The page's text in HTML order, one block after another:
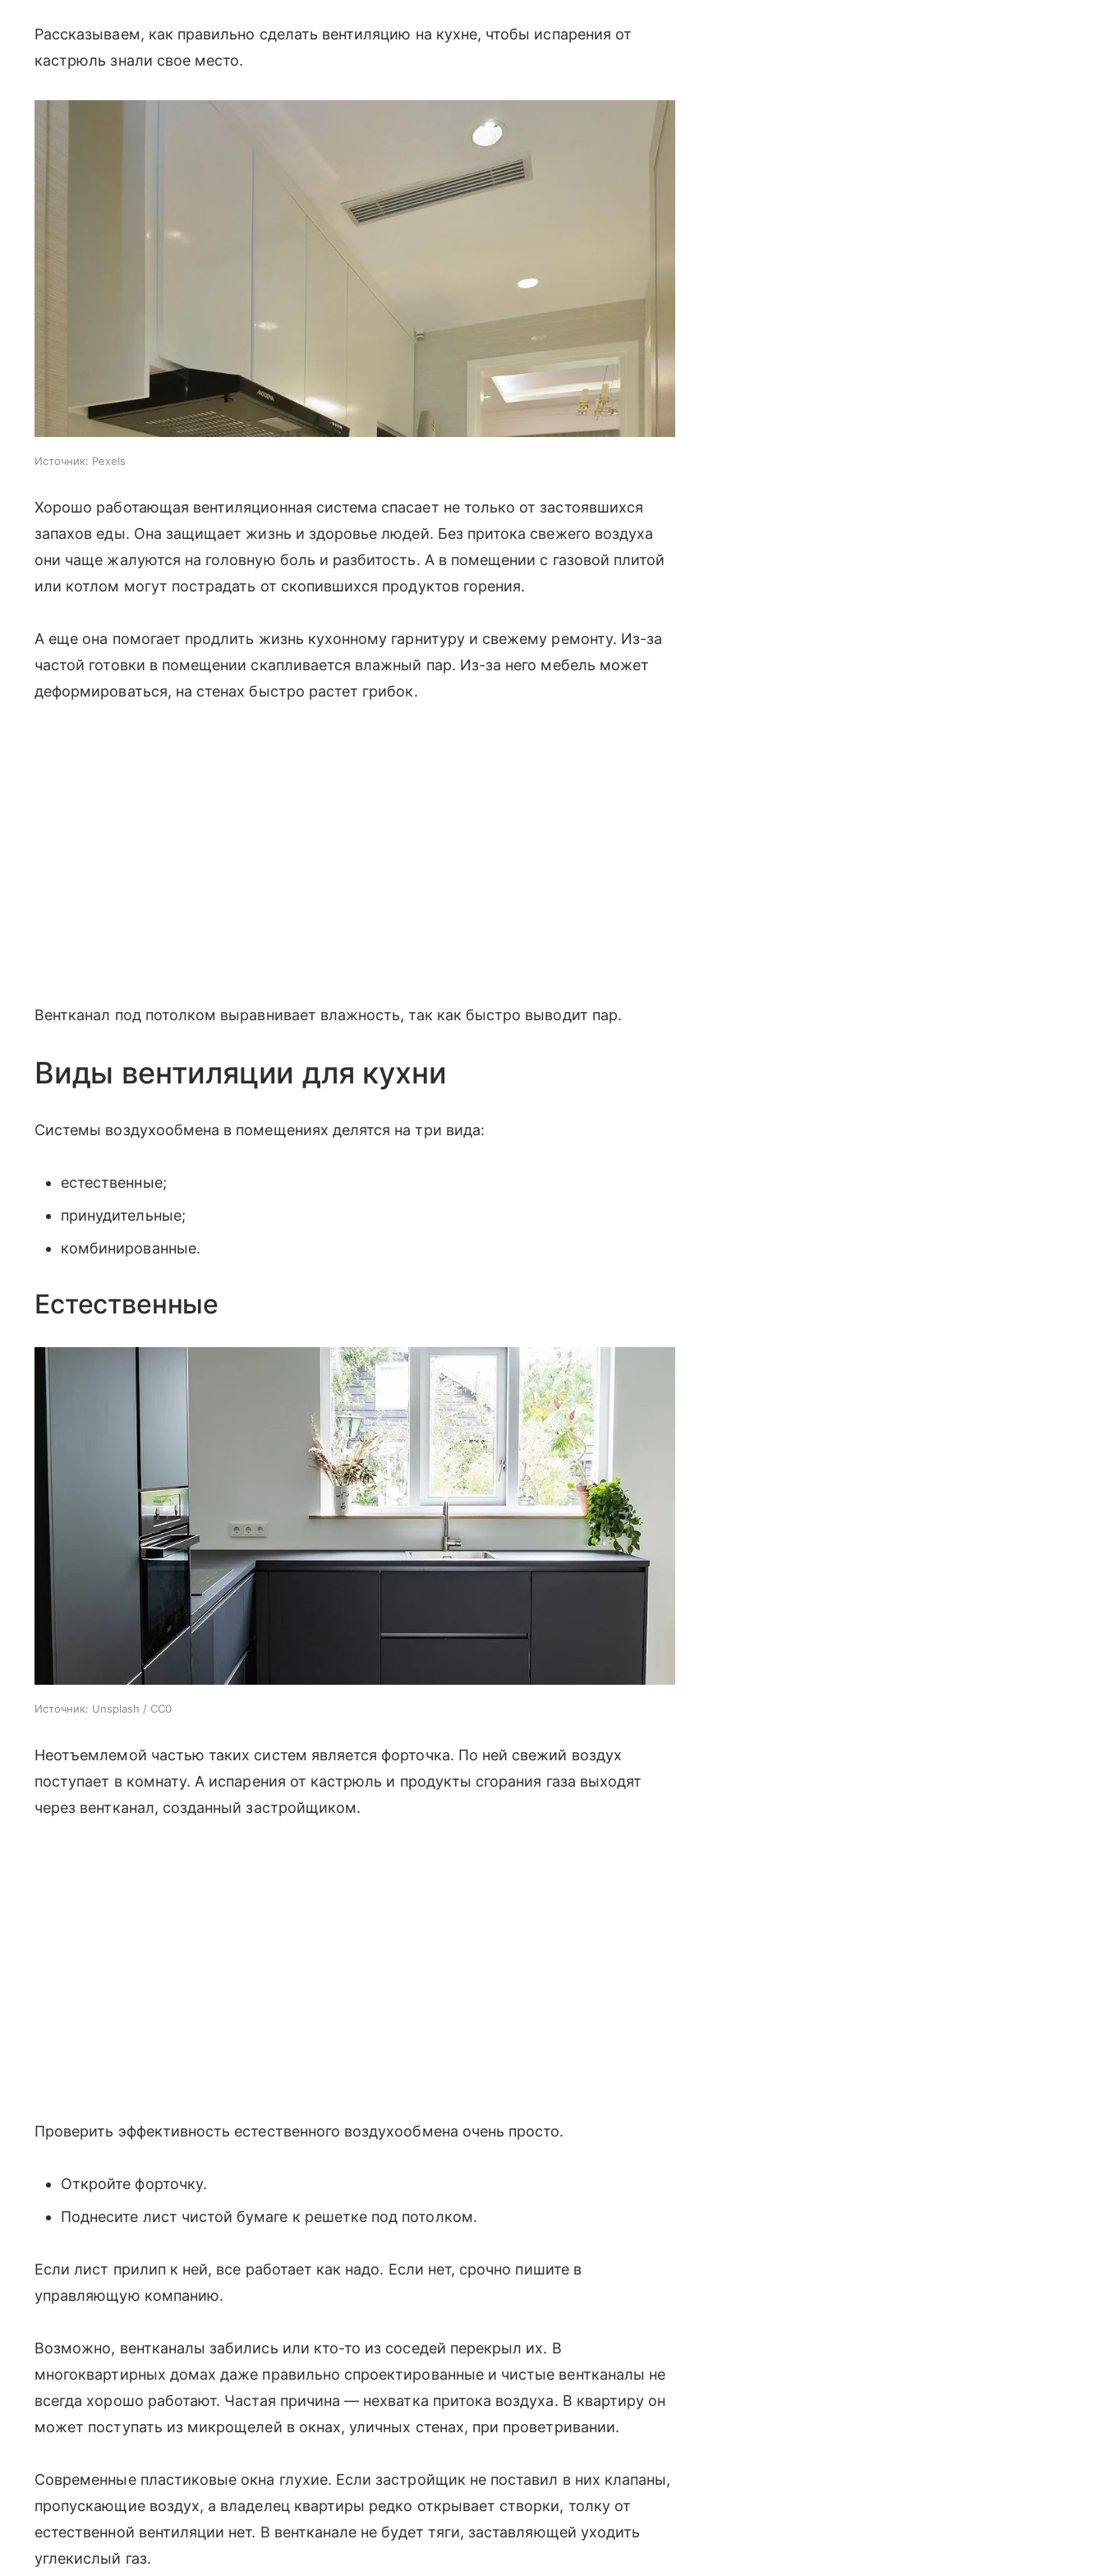
Рассказываем, как правильно сделать вентиляцию на кухне, чтобы испарения от
кастрюль знали свое место.
Источник: Pexels
Хорошо работающая вентиляционная система спасает не только от застоявшихся
запахов еды. Она защищает жизнь и здоровье людей. Без притока свежего воздуха
они чаще жалуются на головную боль и разбитость. А в помещении с газовой плитой
или котлом могут пострадать от скопившихся продуктов горения.
А еще она помогает продлить жизнь кухонному гарнитуру и свежему ремонту. Из-за
частой готовки в помещении скапливается влажный пар. Из-за него мебель может
деформироваться, на стенах быстро растет грибок.
Вентканал под потолком выравнивает влажность, так как быстро выводит пар.
Виды вентиляции для кухни
Системы воздухообмена в помещениях делятся на три вида:
естественные;
принудительные;
комбинированные.
Естественные
Источник: Unsplash / CC0
Неотъемлемой частью таких систем является форточка. По ней свежий воздух
поступает в комнату. А испарения от кастрюль и продукты сгорания газа выходят
через вентканал, созданный застройщиком.
Проверить эффективность естественного воздухообмена очень просто.
Откройте форточку.
Поднесите лист чистой бумаге к решетке под потолком.
Если лист прилип к ней, все работает как надо. Если нет, срочно пишите в
управляющую компанию.
Возможно, вентканалы забились или кто-то из соседей перекрыл их. В
многоквартирных домах даже правильно спроектированные и чистые вентканалы не
всегда хорошо работают. Частая причина — нехватка притока воздуха. В квартиру он
может поступать из микрощелей в окнах, уличных стенах, при проветривании.
Современные пластиковые окна глухие. Если застройщик не поставил в них клапаны,
пропускающие воздух, а владелец квартиры редко открывает створки, толку от
естественной вентиляции нет. В вентканале не будет тяги, заставляющей уходить
углекислый газ.